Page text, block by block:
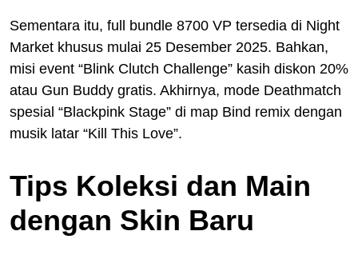
Sementara itu, full bundle 8700 VP tersedia di Night
Market khusus mulai 25 Desember 2025. Bahkan,
misi event “Blink Clutch Challenge” kasih diskon 20%
atau Gun Buddy gratis. Akhirnya, mode Deathmatch
spesial “Blackpink Stage” di map Bind remix dengan
musik latar “Kill This Love”.
Tips Koleksi dan Main
dengan Skin Baru